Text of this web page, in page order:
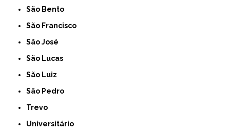
São Bento
São Francisco
São José
São Lucas
São Luiz
São Pedro
Trevo
Universitário